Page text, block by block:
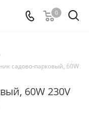
0
садово-парковый, 60W
60W 230V